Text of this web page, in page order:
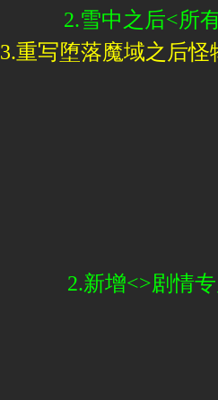
2.雪中之后<所
3.重写堕落魔域之后
2.新增<>剧情